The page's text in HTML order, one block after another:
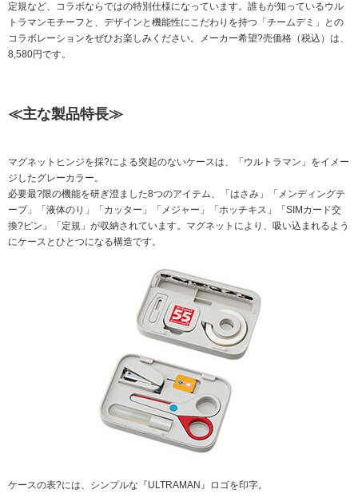
強くしなやかな組織を築く。
ESGパフォーマンスデータ
社外からの評価
GRIスタンダード対照表
編集方針・レポート・ニュース
サステナビリティレポートアーカイブ
定規など、コラボならではの特別仕様になっています。誰もが知っているウル
トラマンモチーフと、デザインと機能性にこだわりを持つ「チームデミ」との
コラボレーションをぜひお楽しみください。メーカー希望?売価格（税込）は、
8,580円です。
≪主な製品特長≫
マグネットヒンジを採?による突起のないケースは、「ウルトラマン」をイメー
ジしたグレーカラー。
必要最?限の機能を研ぎ澄ました8つのアイテム、「はさみ」「メンディングテ
ープ」「液体のり」「カッター」「メジャー」「ホッチキス」「SIMカード交
換?ピン」「定規」が収納されています。マグネットにより、吸い込まれるよう
にケースとひとつになる構造です。
ケースの表?には、シンプルな『ULTRAMAN』ロゴを印字。